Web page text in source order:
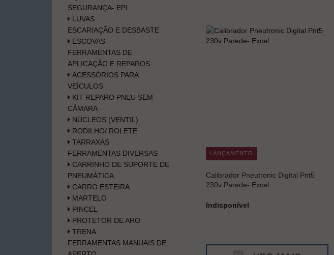
SEGURANÇA- EPI
LUVAS
ESCARIAÇÃO E DESBASTE
ESCOVAS
FERRAMENTAS DE
APLICAÇÃO E REPAROS
ACESSÓRIOS PARA
VEÍCULOS
KIT REPARO PNEU SEM
CÂMARA
NÚCLEOS (VENTIL)
RODILHO/ ROLETE
TARRAXAS
FERRAMENTAS DIVERSAS
CARRINHO DE SUPORTE DE
PNEUMÁTICA
CARRO ESTEIRA
MARTELO
PINCEL
PROTETOR DE ARO
TRENA
FERRAMENTAS MANUAIS DE
LANÇAMENTO
Calibrador Pneutronic Digital Pnt5
230v Parede- Excel
Indisponível